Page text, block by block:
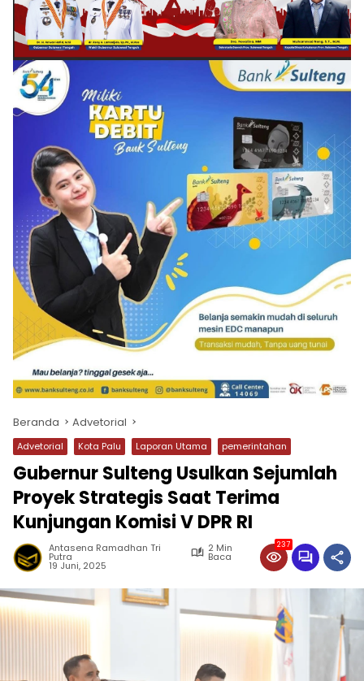
Beranda Advetorial
Advetorial Kota Palu Laporan Utama pemerintahan
Gubernur Sulteng Usulkan Sejumlah
Proyek Strategis Saat Terima
Kunjungan Komisi V DPR RI
Antasena Ramadhan Tri
Putra
2 Min
Baca
19 Juni, 2025
237